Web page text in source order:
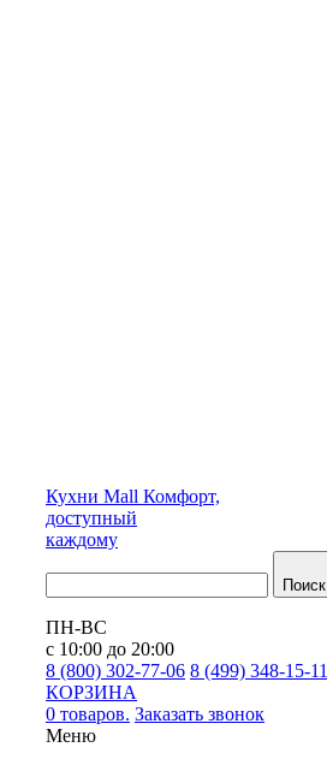
Кухни Mall Комфорт,
доступный
каждому
Поиск
ПН-ВС
с 10:00 до 20:00
8 (800) 302-77-06 8 (499) 348-15-11
КОРЗИНА
0 товаров. Заказать звонок
Меню